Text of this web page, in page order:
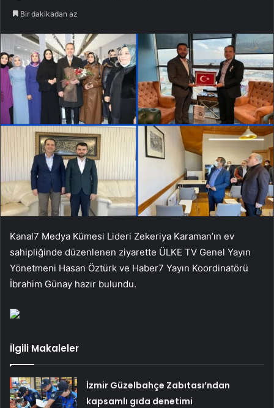
Bir dakikadan az
Kanal7 Medya Kümesi Lideri Zekeriya Karaman’ın ev
sahipliğinde düzenlenen ziyarette ÜLKE TV Genel Yayın
Yönetmeni Hasan Öztürk ve Haber7 Yayın Koordinatörü
İbrahim Günay hazır bulundu.
İlgili Makaleler
İzmir Güzelbahçe Zabıtası’ndan
kapsamlı gıda denetimi